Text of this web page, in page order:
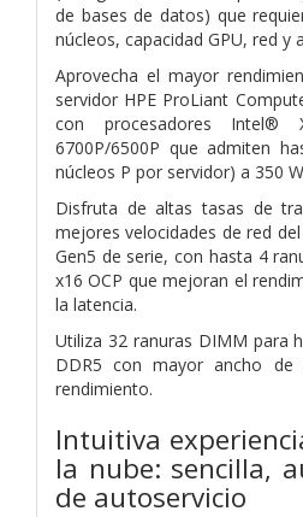
de bases de datos) que
núcleos, capacidad GPU, red y
Aprovecha el mayor
servidor HPE ProLiant
con procesadores
6700P/6500P que admiten
núcleos P por servidor) a 350
Disfruta de altas tasas de
mejores velocidades de red
Gen5 de serie, con hasta 4
x16 OCP que mejoran el
la latencia.
Utiliza 32 ranuras DIMM para
DDR5 con mayor ancho
rendimiento.
Intuitiva
la nube: sencilla,
de autoservicio